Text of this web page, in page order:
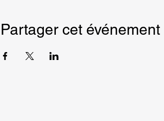
Partager cet événement